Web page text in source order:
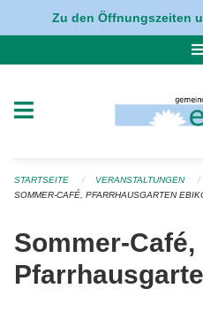
Navigation überspringen
Zu den Öffnungszeiten
STARTSEITE
VERANSTALTUNGEN
SOMMER-CAFÉ, PFARRHAUSGARTEN
Sommer-Café,